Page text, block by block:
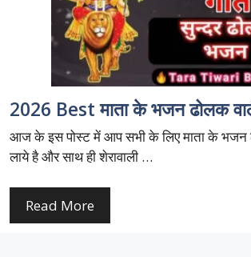
2026 Best माता के भजन ढोलक
आज के इस पोस्ट में आप सभी के लिए माता के भजन
लाये है और साथ ही शेरावाली …
Read More